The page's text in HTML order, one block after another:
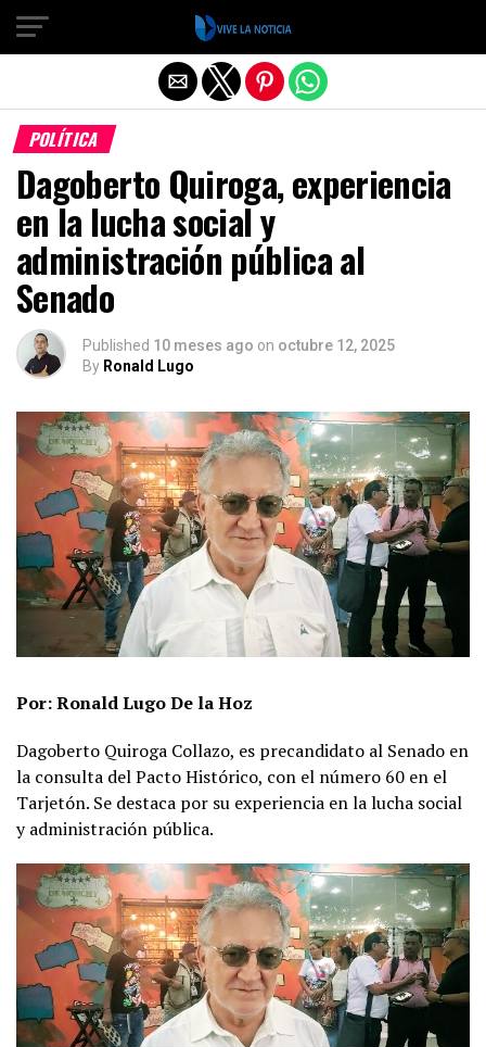
POLÍTICA
Dagoberto Quiroga, experiencia
en la lucha social y
administración pública al
Senado
Published 10 meses ago on octubre 12, 2025
By Ronald Lugo
Por: Ronald Lugo De la Hoz
Dagoberto Quiroga Collazo, es precandidato al Senado en
la consulta del Pacto Histórico, con el número 60 en el
Tarjetón. Se destaca por su experiencia en la lucha social
y administración pública.
Salir de la versión móvil